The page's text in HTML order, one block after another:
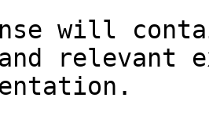
will
relevant